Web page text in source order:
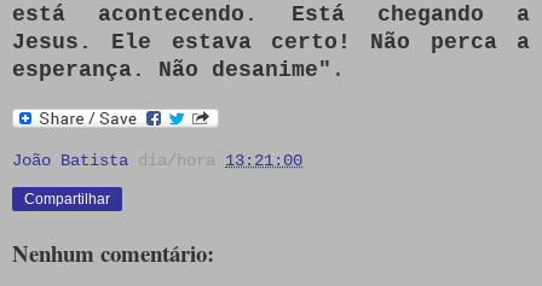
está acontecendo.
Está chegando a
Jesus. Ele estava certo!
Não perca a
esperança.
Não desanime" .
João Batista dia/hora 13:21:00
Compartilhar
Nenhum comentário: